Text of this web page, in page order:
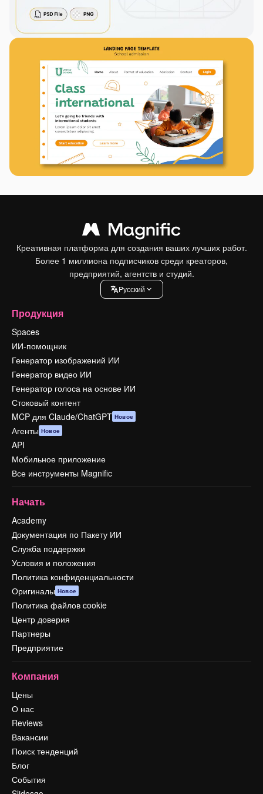
Креативная платформа для создания ваших лучших работ.
Более 1 миллиона подписчиков среди креаторов,
предприятий, агентств и студий.
Pусский
Продукция
Spaces
ИИ-помощник
Генератор изображений ИИ
Генератор видео ИИ
Генератор голоса на основе ИИ
Стоковый контент
MCP для Claude/ChatGPT Новое
Агенты Новое
API
Мобильное приложение
Все инструменты Magnific
Начать
Academy
Документация по Пакету ИИ
Служба поддержки
Условия и положения
Политика конфиденциальности
Оригиналы Новое
Политика файлов cookie
Центр доверия
Партнеры
Предприятие
Компания
Цены
О нас
Reviews
Вакансии
Поиск тенденций
Блог
События